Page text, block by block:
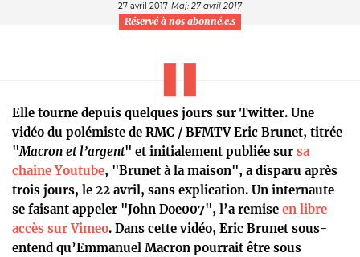
27 avril 2017 Maj: 27 avril 2017
Réservé à nos abonné.e.s
Elle tourne depuis quelques jours sur Twitter. Une
vidéo du polémiste de RMC / BFMTV Eric Brunet, titrée
"Macron et l’argent" et initialement publiée sur sa
chaine Youtube, "Brunet à la maison", a disparu après
trois jours, le 22 avril, sans explication. Un internaute
se faisant appeler "John Doe007", l’a remise en libre
accès sur Vimeo. Dans cette vidéo, Eric Brunet sous-
entend qu’Emmanuel Macron pourrait être sous